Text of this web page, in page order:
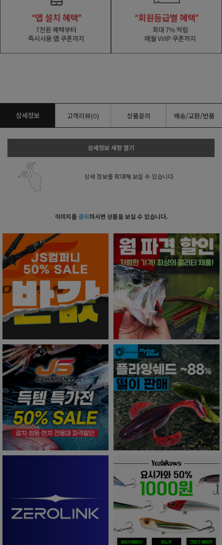
상세정보 고객리뷰(0) 상품문의 배송/교환/반품
상세정보 새창 열기
상세 정보를 확대해 보실 수 있습니다.
이미지를 클릭하시면 상품을 보실 수 있습니다.